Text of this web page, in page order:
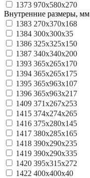
1373 970х580х270
Внутренние размеры, мм
1383 270x370x168
1384 300x300x35
1386 325x325x150
1387 340x340x200
1393 365x265x170
1394 365x265x175
1395 365х963х107
1396 365х963х217
1409 371х267х253
1415 374х274х265
1416 375x280x145
1417 380x285x165
1418 390x290x235
1419 390x290x335
1420 395x315x272
1422 400х400х40